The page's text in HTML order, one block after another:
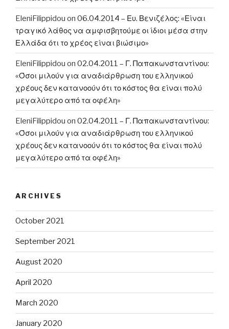
EleniFilippidou on 06.04.2014 – Ευ. Βενιζέλος: «Είναι
τραγικό λάθος να αμφισβητούμε οι ίδιοι μέσα στην
Ελλάδα ότι το χρέος είναι βιώσιμο»
EleniFilippidou on 02.04.2011 – Γ. Παπακωνσταντίνου:
«Όσοι μιλούν για αναδιάρθρωση του ελληνικού
χρέους δεν κατανοούν ότι το κόστος θα είναι πολύ
μεγαλύτερο από τα οφέλη»
EleniFilippidou on 02.04.2011 – Γ. Παπακωνσταντίνου:
«Όσοι μιλούν για αναδιάρθρωση του ελληνικού
χρέους δεν κατανοούν ότι το κόστος θα είναι πολύ
μεγαλύτερο από τα οφέλη»
ARCHIVES
October 2021
September 2021
August 2020
April 2020
March 2020
January 2020